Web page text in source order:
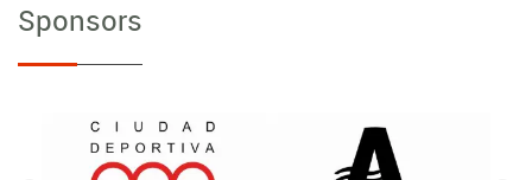
Sponsors